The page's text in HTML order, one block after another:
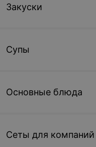
Закуски
Супы
Основные блюда
Сеты для компаний